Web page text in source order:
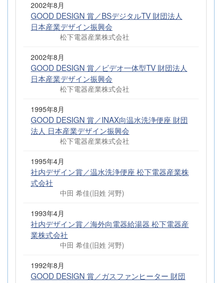
2002年8月
GOOD DESIGN 賞／BSデジタルTV 財団法人
日本産業デザイン振興会
松下電器産業株式会社
2002年8月
GOOD DESIGN 賞／ビデオ一体型TV 財団法人
日本産業デザイン振興会
松下電器産業株式会社
1995年8月
GOOD DESIGN 賞／INAX向温水洗浄便座 財団
法人 日本産業デザイン振興会
松下電器産業株式会社
1995年4月
社内デザイン賞／温水洗浄便座 松下電器産業株
式会社
中田 希佳(旧姓 河野)
1993年4月
社内デザイン賞／海外向電器給湯器 松下電器産
業株式会社
中田 希佳(旧姓 河野)
1992年8月
GOOD DESIGN 賞／ガスファンヒーター 財団